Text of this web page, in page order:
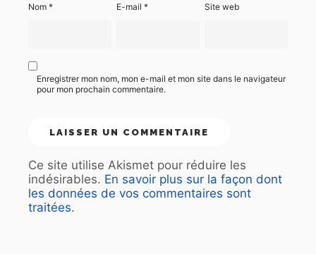
Nom * E-mail* Site web
Enregistrer mon nom, mon e-mail et mon site dans le navigateur
pour mon prochain commentaire.
Ce site utilise Akismet pour réduire les
indésirables. En savoir plus sur la façon dont
les données de vos commentaires sont
traitées.